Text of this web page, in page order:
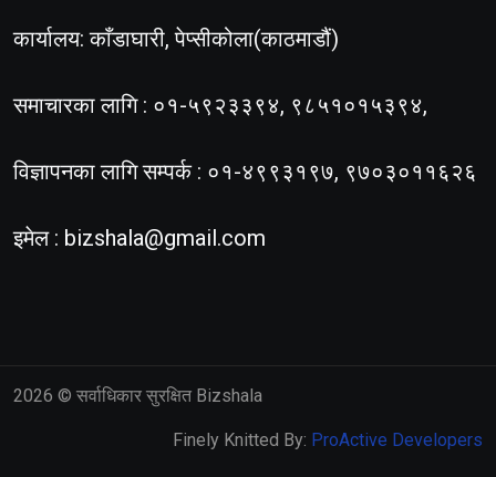
कार्यालय: काँडाघारी, पेप्सीकोला(काठमाडौं)
समाचारका लागि : ०१-५९२३३९४, ९८५१०१५३९४,
विज्ञापनका लागि सम्पर्क : ०१-४९९३१९७, ९७०३०११६२६
इमेल : bizshala@gmail.com
2026 © सर्वाधिकार सुरक्षित Bizshala
Finely Knitted By: ProActive Developers